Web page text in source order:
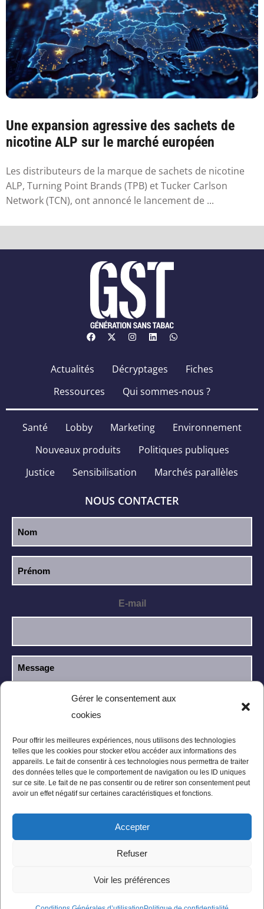
Gérer le consentement aux
cookies
Pour offrir les meilleures expériences, nous utilisons des technologies
telles que les cookies pour stocker et/ou accéder aux informations des
appareils. Le fait de consentir à ces technologies nous permettra de traiter
des données telles que le comportement de navigation ou les ID uniques
sur ce site. Le fait de ne pas consentir ou de retirer son consentement peut
avoir un effet négatif sur certaines caractéristiques et fonctions.
Accepter
Refuser
Voir les préférences
Une expansion agressive des sachets de
nicotine ALP sur le marché européen
Les distributeurs de la marque de sachets de nicotine
ALP, Turning Point Brands (TPB) et Tucker Carlson
Network (TCN), ont annoncé le lancement de ...
Actualités Décryptages
Fiches
Ressources
Qui sommes-nous ?
Santé Lobby Marketing
Environnement
Nouveaux produits
Politiques publiques
Justice
Sensibilisation Marchés parallèles
NOUS CONTACTER
E-mail
J’ai lu et j’accepte la
confidentialité.
Politique de confidentialité
Conditions Générales Plan du site